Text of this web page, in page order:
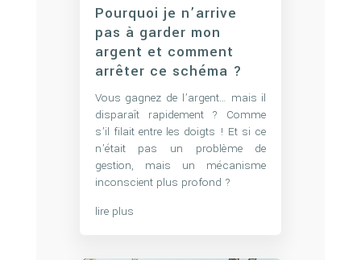
Pourquoi je n’arrive
pas à garder mon
argent et comment
arrêter ce schéma ?
Vous gagnez de l’argent… mais il
disparaît rapidement ? Comme
s’il filait entre les doigts ! Et si ce
n’était pas un problème de
gestion, mais un mécanisme
inconscient plus profond ?
lire plus